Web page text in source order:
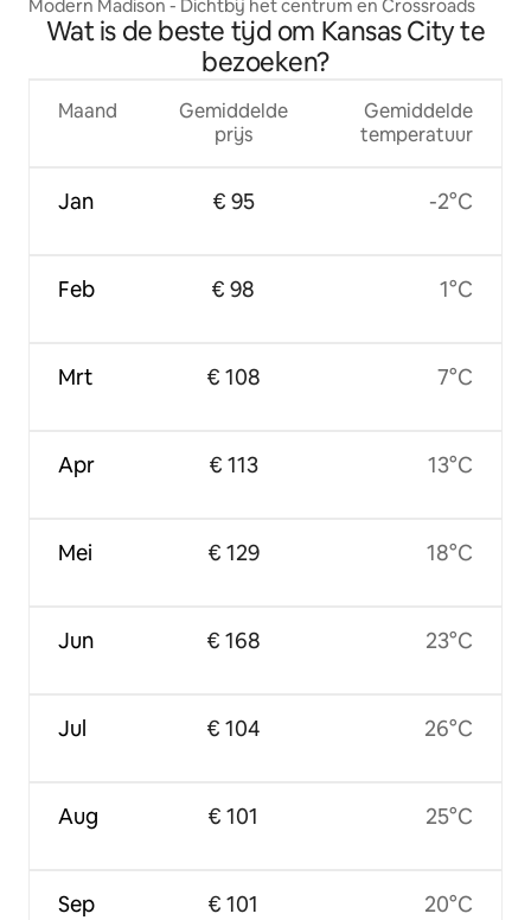
Modern Madison - Dichtbij het centrum en Crossroads
Wat is de beste tijd om Kansas City te
bezoeken?
Maand
Jan
Feb
Mrt
Apr
Mei
Jun
Jul
Aug
Sep
Gemiddelde
prijs
€ 95
€ 98
€ 108
€ 113
€ 129
€ 168
€ 104
€ 101
€ 101
Gemiddelde
temperatuur
-2°C
1°C
7°C
13°C
18°C
23°C
26°C
25°C
20°C